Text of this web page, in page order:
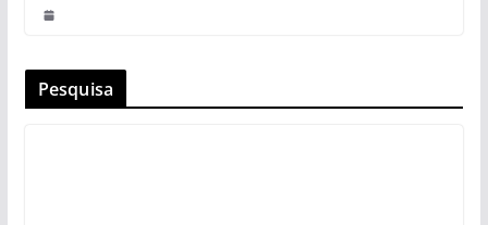
Pesquisa